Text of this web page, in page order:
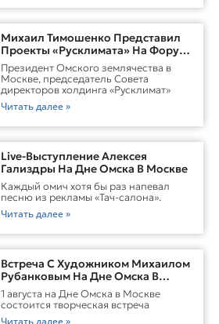
Михаил Тимошенко Представил
Проекты «Русклимата» На Форуме
России И Казахстана
Президент Омского землячества в
Москве, председатель Совета
директоров холдинга «Русклимат»
Читать далее »
Live-Выступление Алексея
Гализдры На Дне Омска В Москве
Каждый омич хотя бы раз напевал
песню из рекламы «Тач-салона».
Читать далее »
Встреча С Художником Михаилом
Рубанковым На Дне Омска В
Москве
1 августа на Дне Омска в Москве
состоится творческая встреча
Читать далее »